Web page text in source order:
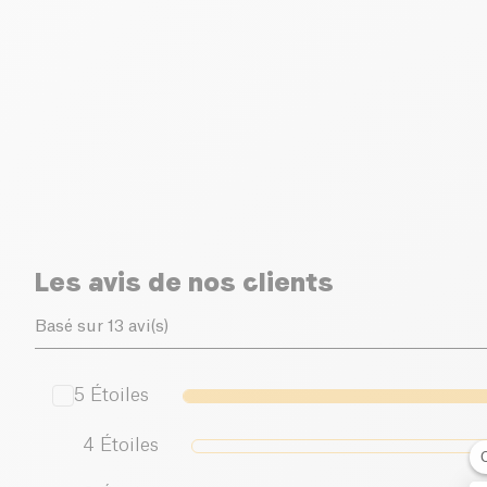
Les avis de nos clients
Basé sur 13 avi(s)
5 Étoiles
4 Étoiles